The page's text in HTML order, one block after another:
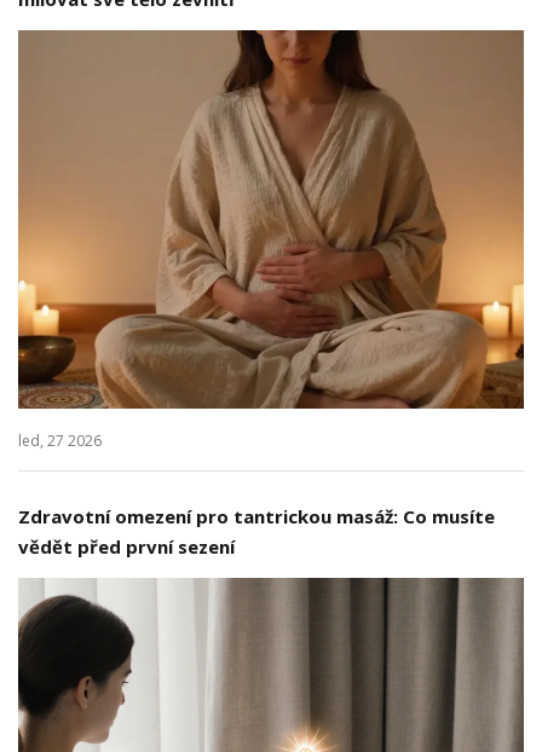
led, 27 2026
Zdravotní omezení pro tantrickou masáž: Co musíte
vědět před první sezení